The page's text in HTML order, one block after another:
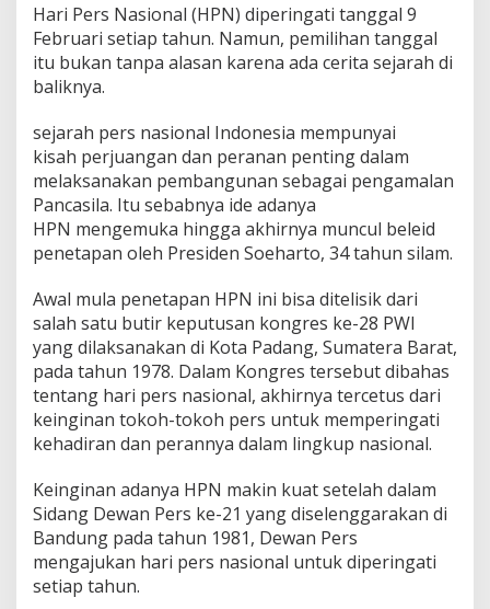
u
r
a
s
A
a
l
A
b
l
Hari Pers Nasional (HPN) diperingati tanggal 9
Februari setiap tahun. Namun, pemilihan tanggal
itu bukan tanpa alasan karena ada cerita sejarah di
baliknya.
sejarah pers nasional Indonesia mempunyai
kisah perjuangan dan peranan penting dalam
melaksanakan pembangunan sebagai pengamalan
Pancasila. Itu sebabnya ide adanya
HPN mengemuka hingga akhirnya muncul beleid
penetapan oleh Presiden Soeharto, 34 tahun silam.
Awal mula penetapan HPN ini bisa ditelisik dari
salah satu butir keputusan kongres ke-28 PWI
yang dilaksanakan di Kota Padang, Sumatera Barat,
pada tahun 1978. Dalam Kongres tersebut dibahas
tentang hari pers nasional, akhirnya tercetus dari
keinginan tokoh-tokoh pers untuk memperingati
kehadiran dan perannya dalam lingkup nasional.
Keinginan adanya HPN makin kuat setelah dalam
Sidang Dewan Pers ke-21 yang diselenggarakan di
Bandung pada tahun 1981, Dewan Pers
mengajukan hari pers nasional untuk diperingati
setiap tahun.